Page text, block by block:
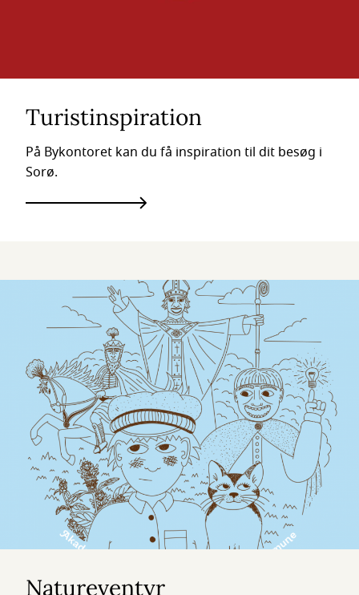
Turistinspiration
På Bykontoret kan du få inspiration til dit besøg i
Sorø.
Natureventyr